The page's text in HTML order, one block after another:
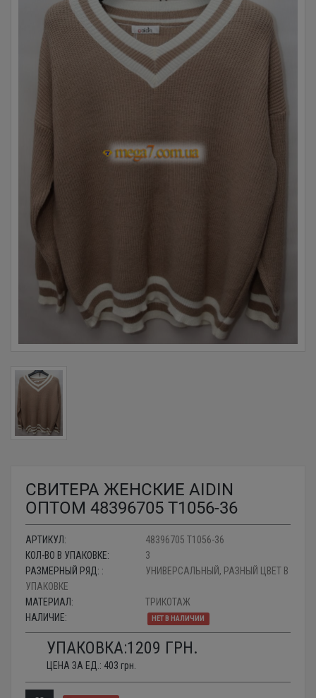
СВИТЕРА ЖЕНСКИЕ AIDIN
ОПТОМ 48396705 T1056-36
АРТИКУЛ:
48396705 T1056-36
КОЛ-ВО В УПАКОВКЕ:
3
РАЗМЕРНЫЙ РЯД: :
УНИВЕРСАЛЬНЫЙ, РАЗНЫЙ ЦВЕТ В
УПАКОВКЕ
МАТЕРИАЛ:
ТРИКОТАЖ
НАЛИЧИЕ:
НЕТ В НАЛИЧИИ
УПАКОВКА:1209 ГРН.
ЦЕНА ЗА ЕД.: 403 грн.